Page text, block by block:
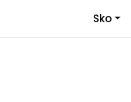
Sko